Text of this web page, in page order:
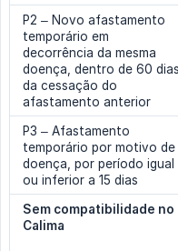
P2 – Novo afastamento
temporário em
decorrência da mesma
doença, dentro de 60 dias
da cessação do
afastamento anterior
P3 – Afastamento
temporário por motivo de
doença, por período igual
ou inferior a 15 dias
Sem compatibilidade no
Calima